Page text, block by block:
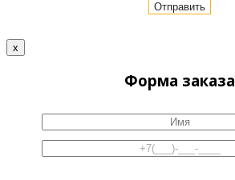
x
Форма заказа